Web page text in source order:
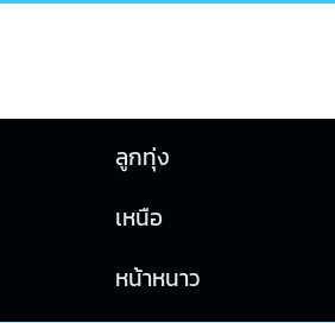
ลูกทุ่ง
เหนือ
หน้าหนาว